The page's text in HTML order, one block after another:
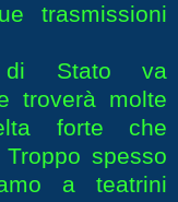
trasmissioni
Stato va
troverà molte
forte che
spesso
a teatrini